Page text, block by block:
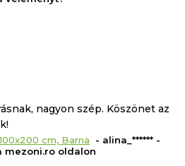
nagyon szép. Köszönet az
100x200 cm, Barna
- alina_****** -
mezoni.ro oldalon